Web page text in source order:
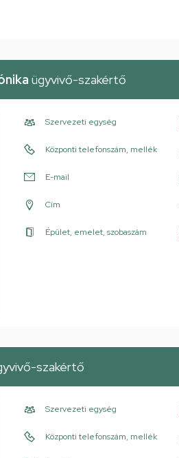
ügyvivő-szakértő
Szervezeti egység
Központi telefonszám, mellék
E-mail
Cím
Épület, emelet, szobaszám
szakértő
Szervezeti egység
Központi telefonszám, mellék